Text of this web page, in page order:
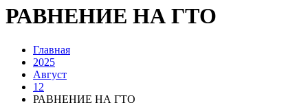
РАВНЕНИЕ НА ГТО
Главная
2025
Август
12
РАВНЕНИЕ НА ГТО